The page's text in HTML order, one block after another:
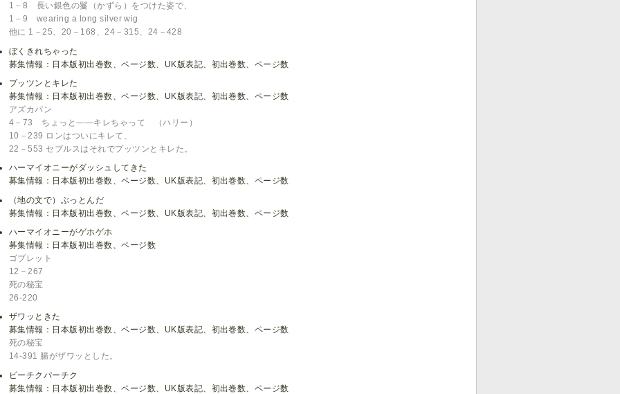
1－8 長い銀色の鬘（かずら）をつけた姿で、
1－9 wearing a long silver wig
他に 1－25、20－168、24－315、24－428
ぼくきれちゃった
募集情報：日本版初出巻数、ページ数、UK版表記、初出巻数、ページ数
プッツンとキレた
募集情報：日本版初出巻数、ページ数、UK版表記、初出巻数、ページ数
アズカバン
4－73 ちょっと――キレちゃって （ハリー）
10－239 ロンはついにキレて、
22－553 セブルスはそれでプッツンとキレた。
ハーマイオニーがダッシュしてきた
募集情報：日本版初出巻数、ページ数、UK版表記、初出巻数、ページ数
（地の文で）ぶっとんだ
募集情報：日本版初出巻数、ページ数、UK版表記、初出巻数、ページ数
ハーマイオニーがゲホゲホ
募集情報：日本版初出巻数、ページ数
ゴブレット
12－267
死の秘宝
26-220
ザワッときた
募集情報：日本版初出巻数、ページ数、UK版表記、初出巻数、ページ数
死の秘宝
14-391 腸がザワッとした。
ピーチクパーチク
募集情報：日本版初出巻数、ページ数、UK版表記、初出巻数、ページ数